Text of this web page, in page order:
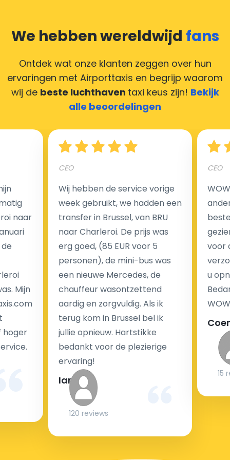
Heeft u online betaald en wilt u uw chauffeur toch een
compliment geven, maar heeft u geen contant geld?
Deze situatie is vrij gebruikelijk in onze tijd van
creditcards. Geen probleem! U kunt ons heel blij
maken door uw feedback achter te laten en wij
zorgen ervoor dat uw chauffeur deze krijgt.
Hoeveel kost een luchthaven taxi transfer?
Een van de meest aantrekkelijke voordelen van
luchthaventaxi's is een vast tarief voor uw rit. In
tegenstelling tot traditionele taxi's met taxameter
brengen wij u geen extra kosten in rekening voor de
We hebben geen ophaaltarief of extra kosten voor
wachttijd als uw vlucht vertraging heeft.
Kijk op onze website voor meer informatie over uw
transferkosten. Ons boekingsformulier bevat alle
mogelijke extra's die u kunt kiezen en de prijs die u
krijgt is transparant voor een passagier en een
Kan taxi transfer bij aankomst op de luchthaven
gereserveerd worden?
We hebben wereldwijd fans
Ontdek wat onze klanten zeggen over hun
ervaringen met Airporttaxis en begrijp waarom
wij de beste luchthaven taxi keus zijn! Bekijk
alle beoordelingen
naar
Mijn
hoger
CEO
Wij hebben de service vorige
week gebruikt, we hadden een
transfer in Brussel, van BRU
naar Charleroi. De prijs was
erg goed, (85 EUR voor 5
personen), de mini-bus was
een nieuwe Mercedes, de
chauffeur wasontzettend
aardig en zorgvuldig. Als ik
terug kom in Brussel bel ik
jullie opnieuw. Hartstikke
bedankt voor de plezierige
ervaring!
Ian
120 reviews
CEO
voor
u
15